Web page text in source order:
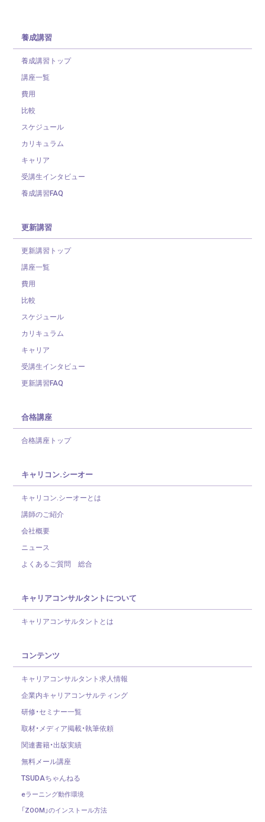
養成講習
養成講習トップ
講座一覧
費用
比較
スケジュール
カリキュラム
キャリア
受講生インタビュー
養成講習FAQ
更新講習
更新講習トップ
講座一覧
費用
比較
スケジュール
カリキュラム
キャリア
受講生インタビュー
更新講習FAQ
合格講座
合格講座トップ
キャリコン.シーオー
キャリコン.シーオーとは
講師のご紹介
会社概要
ニュース
よくあるご質問 総合
キャリアコンサルタントについて
キャリアコンサルタントとは
コンテンツ
キャリアコンサルタント求人情報
企業内キャリアコンサルティング
研修・セミナー一覧
取材・メディア掲載・執筆依頼
関連書籍・出版実績
無料メール講座
TSUDAちゃんねる
eラーニング動作環境
「ZOOM」のインストール方法